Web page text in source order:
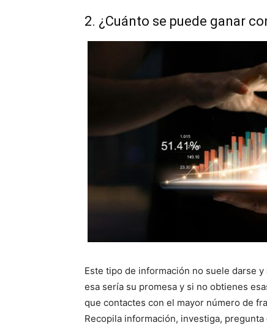
2. ¿Cuánto se puede ganar
Este tipo de información no suele darse
esa sería su promesa y si no obtienes
que contactes con el mayor número de
Recopila información, investiga,